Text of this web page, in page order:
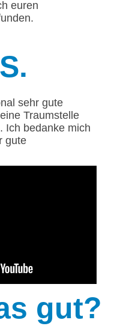
euren
S.
sehr gute
Traumstelle
Ich bedanke mich
gute
gut?